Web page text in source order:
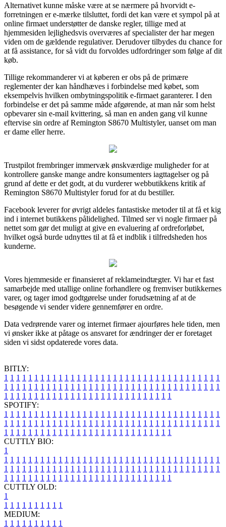
Alternativet kunne måske være at se nærmere på hvorvidt e-
forretningen er e-mærke tilsluttet, fordi det kan være et sympol på at
online firmaet understøtter de danske regler, tillige med at
hjemmesiden lejlighedsvis overværes af specialister der har megen
viden om de gældende regulativer. Derudover tilbydes du chance for
at få assistance, for så vidt du forvoldes udfordringer som følge af dit
køb.
Tillige rekommanderer vi at køberen er obs på de primære
reglementer der kan håndhæves i forbindelse med købet, som
eksempelvis hvilken ombytningspolitik e-firmaet garanterer. I den
forbindelse er det på samme måde afgørende, at man når som helst
opbevarer sin e-mail kvittering, så man en anden gang vil kunne
eftervise sin ordre af Remington S8670 Multistyler, uanset om man
er dame eller herre.
Trustpilot frembringer immervæk ønskværdige muligheder for at
kontrollere ganske mange andre konsumenters iagttagelser og på
grund af dette er det godt, at du vurderer webbutikkens kritik af
Remington S8670 Multistyler forud for at du bestiller.
Facebook leverer for øvrigt aldeles fantastiske metoder til at få et kig
ind i internet butikkens pålidelighed. Tilmed ser vi nogle firmaer på
nettet som gør det muligt at give en evaluering af ordreforløbet,
hvilket også burde udnyttes til at få et indblik i tilfredsheden hos
kunderne.
Vores hjemmeside er finansieret af reklameindtægter. Vi har et fast
samarbejde med utallige online forhandlere og fremviser butikkernes
varer, og tager imod godtgørelse under forudsætning af at de
besøgende vi sender videre gennemfører en ordre.
Data vedrørende varer og internet firmaer ajourføres hele tiden, men
vi ønsker ikke at påtage os ansvaret for ændringer der er foretaget
siden vi sidst opdaterede vores data.
BITLY:
1 1 1 1 1 1 1 1 1 1 1 1 1 1 1 1 1 1 1 1 1 1 1 1 1 1 1 1 1 1 1 1 1 1 1 1
1 1 1 1 1 1 1 1 1 1 1 1 1 1 1 1 1 1 1 1 1 1 1 1 1 1 1 1 1 1 1 1 1 1 1 1
1 1 1 1 1 1 1 1 1 1 1 1 1 1 1 1 1 1 1 1 1 1 1 1 1 1 1 1
SPOTIFY:
1 1 1 1 1 1 1 1 1 1 1 1 1 1 1 1 1 1 1 1 1 1 1 1 1 1 1 1 1 1 1 1 1 1 1 1
1 1 1 1 1 1 1 1 1 1 1 1 1 1 1 1 1 1 1 1 1 1 1 1 1 1 1 1 1 1 1 1 1 1 1 1
1 1 1 1 1 1 1 1 1 1 1 1 1 1 1 1 1 1 1 1 1 1 1 1 1 1 1 1
CUTTLY BIO:
1
1 1 1 1 1 1 1 1 1 1 1 1 1 1 1 1 1 1 1 1 1 1 1 1 1 1 1 1 1 1 1 1 1 1 1 1
1 1 1 1 1 1 1 1 1 1 1 1 1 1 1 1 1 1 1 1 1 1 1 1 1 1 1 1 1 1 1 1 1 1 1 1
1 1 1 1 1 1 1 1 1 1 1 1 1 1 1 1 1 1 1 1 1 1 1 1 1 1 1 1
CUTTLY OLD:
1
1 1 1 1 1 1 1 1 1 1
MEDIUM:
1 1 1 1 1 1 1 1 1 1